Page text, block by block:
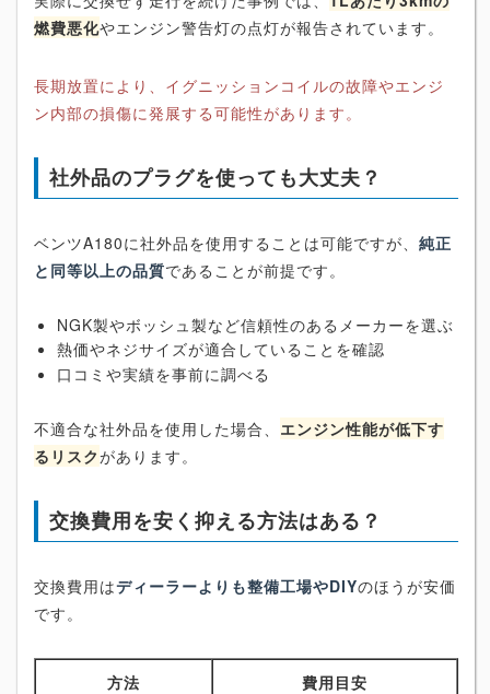
燃費悪化やエンジン警告灯の点灯が報告されています。
長期放置により、イグニッションコイルの故障やエンジ
ン内部の損傷に発展する可能性があります。
社外品のプラグを使っても大丈夫？
ベンツA180に社外品を使用することは可能ですが、 純正
と同等以上の品質であることが前提です。
NGK製やボッシュ製など信頼性のあるメーカーを選ぶ
熱価やネジサイズが適合していることを確認
口コミや実績を事前に調べる
不適合な社外品を使用した場合、 エンジン性能が低下す
るリスクがあります。
交換費用を安く抑える方法はある？
交換費用はディーラーよりも整備工場やDIYのほうが安価
です。
方法 費用目安